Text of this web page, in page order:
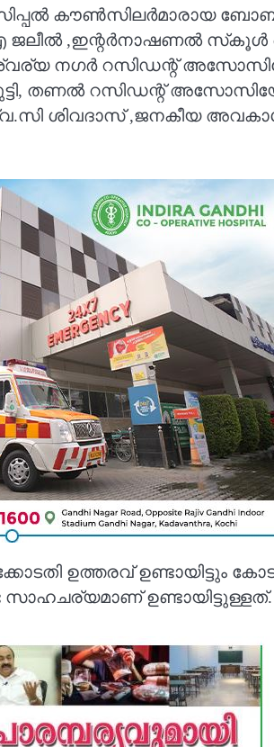
കൗൺസിലർമാരായ ബോബി
ജലീൽ ,ഇന്റർനാഷണൽ
നഗർ റസിഡന്റ്
തണൽ റസിഡന്റ്
ശിവദാസ് ,ജനകീയ
ഉത്തരവ് ഉണ്ടായിട്ടും
സാഹചര്യമാണ് ഉണ്ടായിട്ടുള്ളത്.